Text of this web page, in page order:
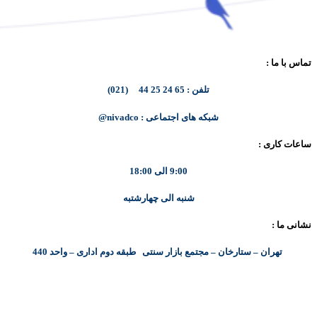
تماس با ما :
تلفن : 65 24 25 44 (021)
شبکه های اجتماعی : nivadco@
ساعات کاری :
9:00 الی 18:00
شنبه الی چهارشتبه
نشانی ما :
تهران – ستارخان – مجتمع بازار سنتی طبقه دوم اداری – واحد 440